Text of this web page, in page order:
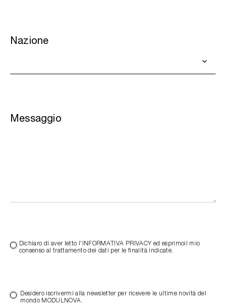
Nazione
Messaggio
Dichiaro di aver letto l'INFORMATIVA PRIVACY ed esprimoil mio
consenso al trattamento dei dati per le finalità indicate.
Desidero iscrivermi alla newsletter per ricevere le ultime novità del
mondo MODULNOVA.